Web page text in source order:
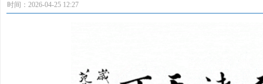
时间： 2026-04-25 12:27